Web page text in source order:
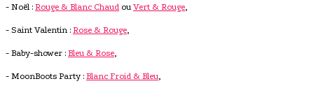
- Noël : Rouge & Blanc Chaud ou Vert & Rouge,
- Saint Valentin : Rose & Rouge,
- Baby-shower : Bleu & Rose,
- MoonBoots Party : Blanc Froid & Bleu,